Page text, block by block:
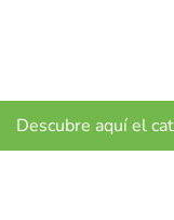
Descubre aquí el